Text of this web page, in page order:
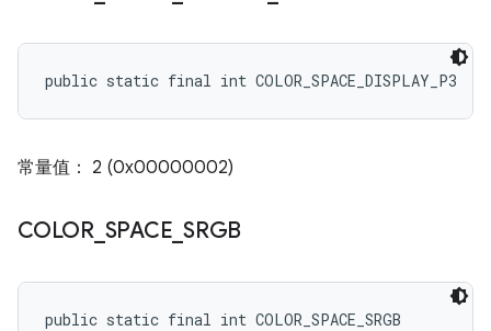
public static final int COLOR_SPACE_DISPLAY_P3
常量值： 2 (0x00000002)
COLOR_ SPACE SRGB
public static final int COLOR_SPACE_SRGB